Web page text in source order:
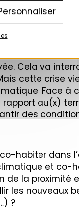
ces questions
:
Cela va
cette crise
Face à
au(x)
des
habiter dans
et co-
la proximité
les nouveaux
?